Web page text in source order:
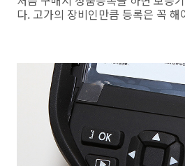
다. 고가의 장비인만큼 등록은 꼭 해